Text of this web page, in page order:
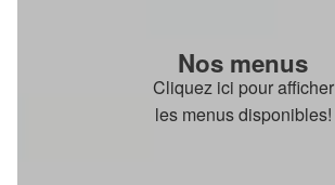
Nos menus
Cliquez ici pour afficher
les menus disponibles!